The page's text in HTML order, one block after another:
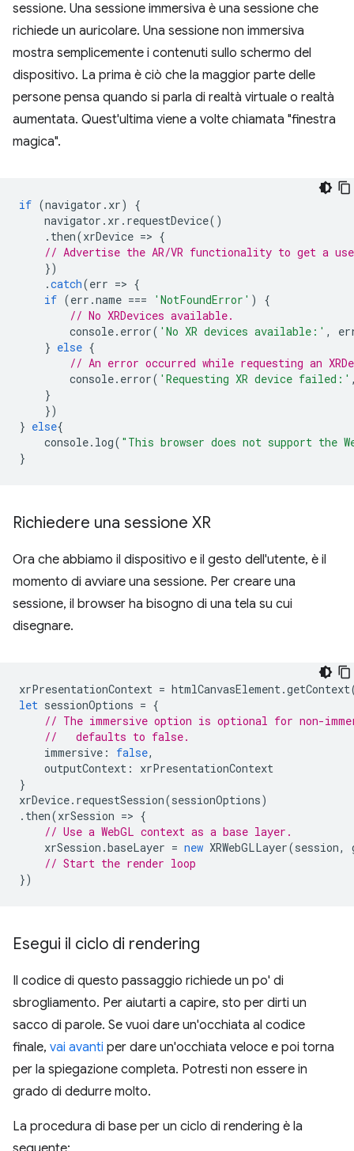
sessione. Una sessione immersiva è una sessione che
richiede un auricolare. Una sessione non immersiva
mostra semplicemente i contenuti sullo schermo del
dispositivo. La prima è ciò che la maggior parte delle
persone pensa quando si parla di realtà virtuale o realtà
aumentata. Quest'ultima viene a volte chiamata "finestra
magica".
if (navigator . xr)
{
navigator . xr . requestDevice()
. then(xrDevice => {
// Advertise the AR/VR functionality to get a
})
.catch(err => {
if (err .name === 'NotFoundError' )
{
// No XRDevices available.
console. error( 'No XR devices available:' ,
} else {
// An error occurred while requesting an
console. error( 'Requesting XR device failed:'
}
})
} else{
console. log( "This browser does not support the
}
Richiedere una sessione XR
Ora che abbiamo il dispositivo e il gesto dell'utente, è il
momento di avviare una sessione. Per creare una
sessione, il browser ha bisogno di una tela su cui
disegnare.
xrPresentationContext = htmlCanvasElement.getContext
let sessionOptions = {
// The immersive option is optional for non-
//   defaults to false.
immersive : false,
outputContext :
xrPresentationContext
}
xrDevice. requestSession(sessionOptions)
. then(xrSession => {
// Use a WebGL context as a base layer.
xrSession .baseLayer = new XRWebGLLayer(session,
// Start the render loop
})
Esegui il ciclo di rendering
Il codice di questo passaggio richiede un po' di
sbrogliamento. Per aiutarti a capire, sto per dirti un
sacco di parole. Se vuoi dare un'occhiata al codice
finale, vai avanti per dare un'occhiata veloce e poi torna
per la spiegazione completa. Potresti non essere in
grado di dedurre molto.
La procedura di base per un ciclo di rendering è la